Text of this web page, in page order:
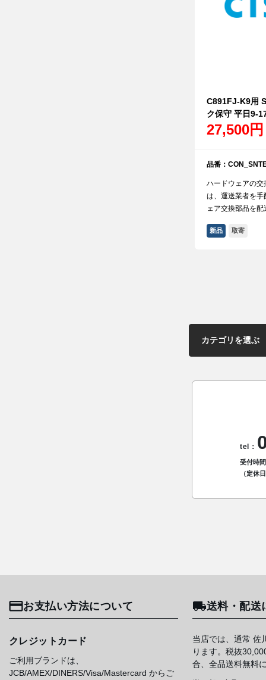
C891FJ-K9用
ク保守 平日9-
27,500円
品番：
ハードウェアの交
は、運送業者を手
ェア交換部品を配
新品 取寄
tel：
受付時
（定休
お支払い方法について
クレジットカード
ご利用ブランドは、
JCB/AMEX/DINERS/Visa/Mastercard からご
送料・配送
当店では、通常 佐
ります。税抜
合、全品送料無料